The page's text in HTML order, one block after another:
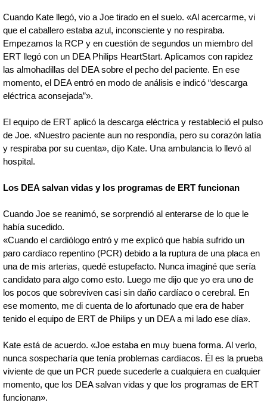
Cuando Kate llegó, vio a Joe tirado en el suelo. «Al acercarme, vi
que el caballero estaba azul, inconsciente y no respiraba.
Empezamos la RCP y en cuestión de segundos un miembro del
ERT llegó con un DEA Philips HeartStart. Aplicamos con rapidez
las almohadillas del DEA sobre el pecho del paciente. En ese
momento, el DEA entró en modo de análisis e indicó “descarga
eléctrica aconsejada”».
El equipo de ERT aplicó la descarga eléctrica y restableció el pulso
de Joe. «Nuestro paciente aun no respondía, pero su corazón latía
y respiraba por su cuenta», dijo Kate. Una ambulancia lo llevó al
hospital.
Los DEA salvan vidas y los programas de ERT funcionan
Cuando Joe se reanimó, se sorprendió al enterarse de lo que le
había sucedido.
«Cuando el cardiólogo entró y me explicó que había sufrido un
paro cardíaco repentino (PCR) debido a la ruptura de una placa en
una de mis arterias, quedé estupefacto. Nunca imaginé que sería
candidato para algo como esto. Luego me dijo que yo era uno de
los pocos que sobreviven casi sin daño cardíaco o cerebral. En
ese momento, me di cuenta de lo afortunado que era de haber
tenido el equipo de ERT de Philips y un DEA a mi lado ese día».
Kate está de acuerdo. «Joe estaba en muy buena forma. Al verlo,
nunca sospecharía que tenía problemas cardíacos. Él es la prueba
viviente de que un PCR puede sucederle a cualquiera en cualquier
momento, que los DEA salvan vidas y que los programas de ERT
funcionan».